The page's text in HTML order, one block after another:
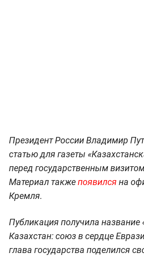
Президент России Владимир
статью для газеты
перед государственным
Материал такжепоявился на
Кремля.
Публикация получила название
Казахстан: союз в сердце
глава государства поделился